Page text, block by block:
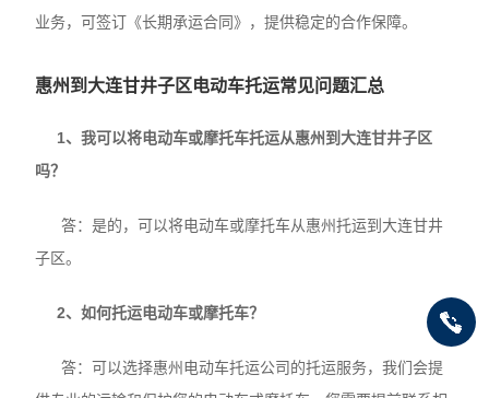
业务，可签订《长期承运合同》，提供稳定的合作保障。
惠州到大连甘井子区电动车托运常见问题汇总
1、我可以将电动车或摩托车托运从惠州到大连甘井子区
吗？
答：是的，可以将电动车或摩托车从惠州托运到大连甘井
子区。
2、如何托运电动车或摩托车？
答：可以选择惠州电动车托运公司的托运服务，我们会提